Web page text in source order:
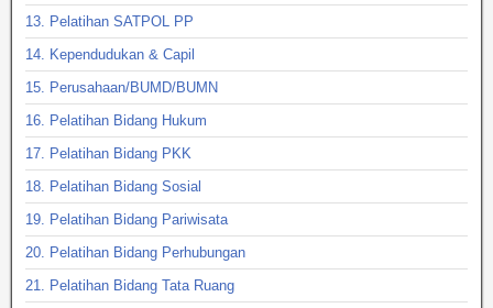
13. Pelatihan SATPOL PP
14. Kependudukan & Capil
15. Perusahaan/BUMD/BUMN
16. Pelatihan Bidang Hukum
17. Pelatihan Bidang PKK
18. Pelatihan Bidang Sosial
19. Pelatihan Bidang Pariwisata
20. Pelatihan Bidang Perhubungan
21. Pelatihan Bidang Tata Ruang